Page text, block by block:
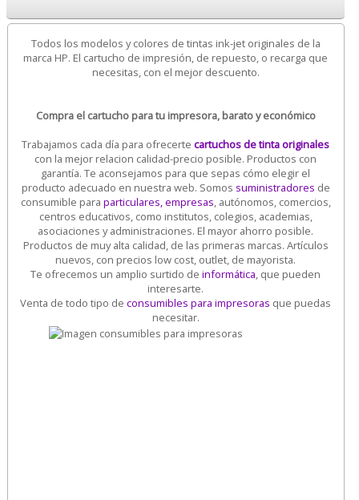
Todos los modelos y colores de tintas ink-jet originales de la
marca HP. El cartucho de impresión, de repuesto, o recarga que
necesitas, con el mejor descuento.
Compra el cartucho para tu impresora, barato y económico
Trabajamos cada día para ofrecertecartuchos de tinta originales
con la mejor relacion calidad-precio posible. Productos con
garantía. Te aconsejamos para que sepas cómo elegir el
producto adecuado en nuestra web. Somos suministradores de
consumible para particulares, empresas, autónomos, comercios,
centros educativos, como institutos, colegios, academias,
asociaciones y administraciones. El mayor ahorro posible.
Productos de muy alta calidad, de las primeras marcas. Artículos
nuevos, con precios low cost, outlet, de mayorista.
Te ofrecemos un amplio surtido deinformática, que pueden
interesarte.
Venta de todo tipo deconsumibles para impresoras que puedas
necesitar.